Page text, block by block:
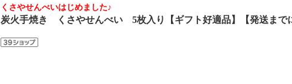
くさやせんべいはじめました♪
炭火手焼き くさやせんべい 5枚入り【ギフト好適品】【発送まで